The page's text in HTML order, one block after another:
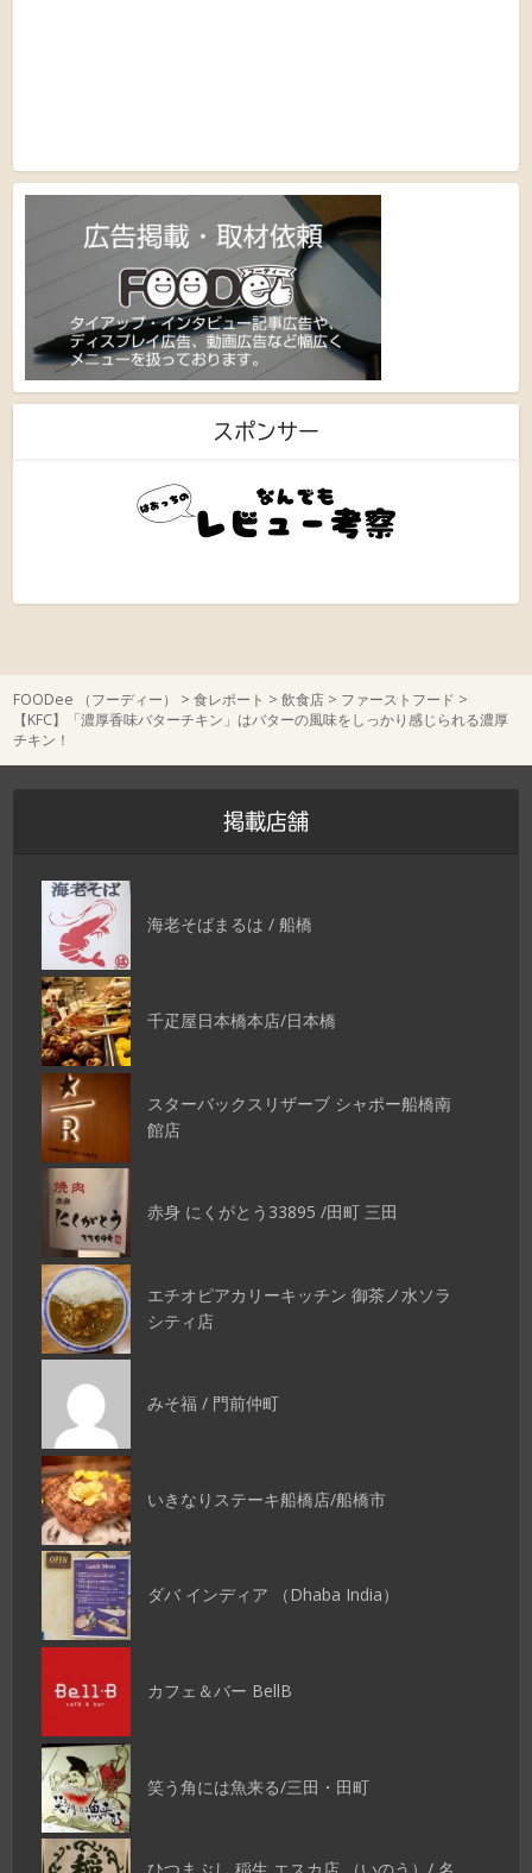
スポンサー
FOODee （フーディー） >食レポート >飲食店 > ファーストフード >
【KFC】「濃厚香味バターチキン」はバターの風味をしっかり感じられる濃厚
チキン！
掲載店舗
海老そばまるは / 船橋
千疋屋日本橋本店/日本橋
スターバックスリザーブ シャポー船橋南
館店
赤身 にくがとう33895 /田町 三田
エチオピアカリーキッチン 御茶ノ水ソラ
シティ店
みそ福 / 門前仲町
いきなりステーキ船橋店/船橋市
ダバ インディア （Dhaba India）
カフェ＆バー BellB
笑う角には魚来る/三田・田町